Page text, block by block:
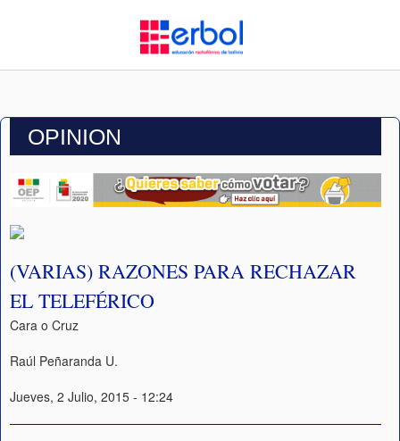
OPINION
(VARIAS) RAZONES PARA RECHAZAR
EL TELEFÉRICO
Cara o Cruz
Raúl Peñaranda U.
Jueves, 2 Julio, 2015 - 12:24